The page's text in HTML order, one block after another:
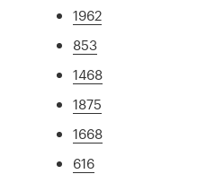
1962
853
1468
1875
1668
616